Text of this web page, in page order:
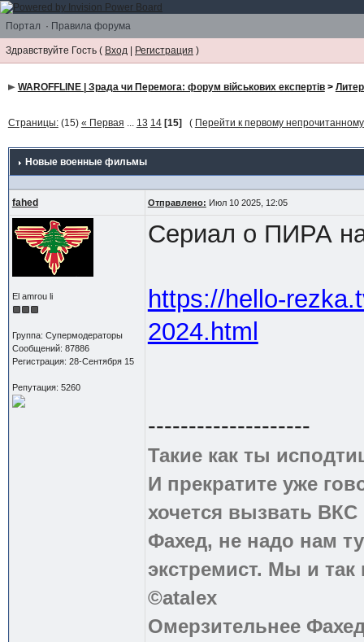
Портал · Правила форума
Здравствуйте Гость ( Вход | Регистрация )
WAROFFLINE | Зрада чи Перемога: форум військових експертів>
Страницы:(15) « Первая ... 13 14 [15] ( Перейти к первому
Новые военные фильмы
fahed Отправлено: Июл 10 2025, 12:05
El amrou li
Группа: Супермодераторы
Сообщений: 87886
Регистрация: 28-Сентября 15
Репутация: 5260
Сериал о ПИРА
https://hello-
2024.html
--------------------
Такие как ты
И прекратите уже
хочется вызвать
Фахед, не надо нам
экстремист. Мы и
©atalex
Омерзительнее